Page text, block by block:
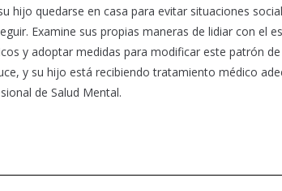
hijo quedarse en casa para evitar situaciones
Examine sus propias maneras de lidiar con el
y adoptar medidas para modificar este patrón de
y su hijo está recibiendo tratamiento médico
de Salud Mental.